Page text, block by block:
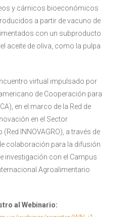
y cárnicos bioeconómicos
a partir de vacuno de
con un subproducto
aceite de oliva, como la pulpa
virtual impulsado por
de Cooperación para
en el marco de la Red de
en el Sector
INNOVAGRO), a través de
colaboración para la difusión
investigación con el Campus
Agroalimentario
al Webinario: